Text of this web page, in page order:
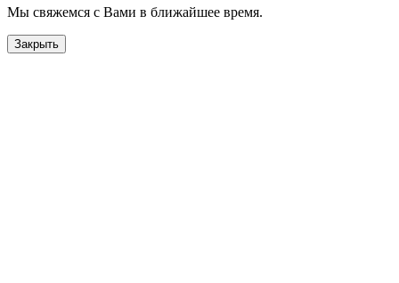
Мы свяжемся с Вами в ближайшее время.
Закрыть